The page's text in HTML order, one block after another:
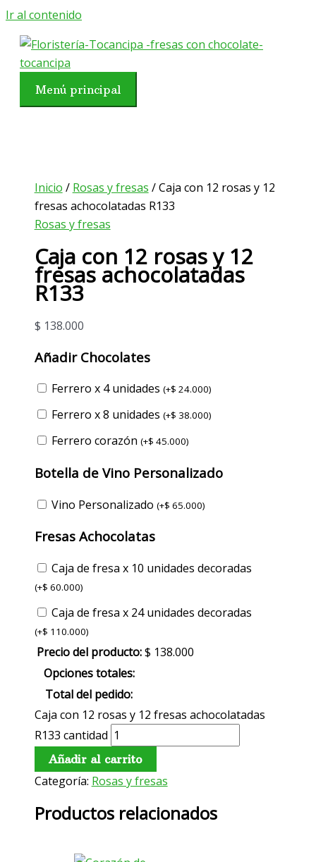
Ir al contenido
Menú principal
Inicio / Rosas y fresas / Caja con 12 rosas y 12
fresas achocolatadas R133
Rosas y fresas
Caja con 12 rosas y 12
fresas achocolatadas
R133
$ 138.000
Añadir Chocolates
Ferrero x 4 unidades (+$ 24.000)
Ferrero x 8 unidades (+$ 38.000)
Ferrero corazón (+$ 45.000)
Botella de Vino Personalizado
Vino Personalizado (+$ 65.000)
Fresas Achocolatas
Caja de fresa x 10 unidades decoradas
(+$ 60.000)
Caja de fresa x 24 unidades decoradas
(+$ 110.000)
Precio del producto:$ 138.000
Opciones totales:
Total del pedido:
Caja con 12 rosas y 12 fresas achocolatadas
R133 cantidad
Añadir al carrito
Categoría: Rosas y fresas
Productos relacionados